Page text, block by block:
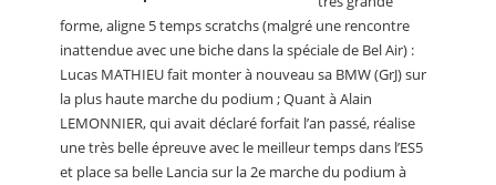
forme, aligne 5 temps scratchs (malgré une rencontre
inattendue avec une biche dans la spéciale de Bel Air) :
Lucas MATHIEU fait monter à nouveau sa BMW (GrJ) sur
la plus haute marche du podium ; Quant à Alain
LEMONNIER, qui avait déclaré forfait l’an passé, réalise
une très belle épreuve avec le meilleur temps dans l’ES5
et place sa belle Lancia sur la 2e marche du podium à